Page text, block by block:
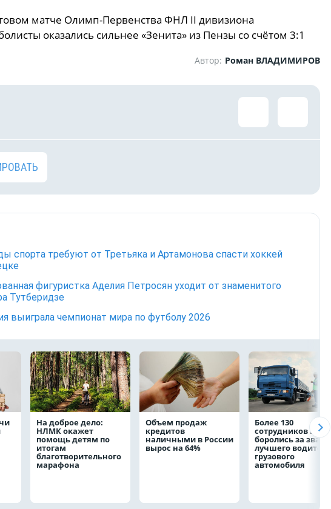
матче Олимп-Первенства ФНЛ II дивизиона
оказались сильнее «Зенита» из Пензы со счётом 3:1
Автор: Роман ВЛАДИМИРОВ
спорта требуют от Третьяка и Артамонова спасти хоккей
фигуристка Аделия Петросян уходит от знаменитого
Тутберидзе
выиграла чемпионат мира по футболу 2026
На доброе дело:
НЛМК окажет
помощь детям по
итогам
благотворительного
марафона
Объем продаж
кредитов
наличными в России
вырос на 64%
Более 130
сотрудников НЛМК
боролись за звание
лучшего водителя
грузового
автомобиля